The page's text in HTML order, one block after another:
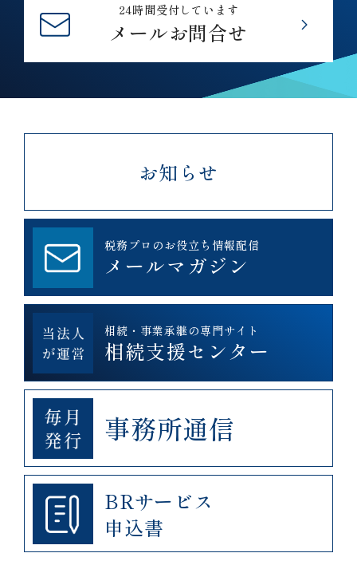
24時間受付しています
メールお問合せ
お知らせ
税務プロのお役立ち情報配信
メールマガジン
相続・事業承継の専門サイト
相続支援センター
事務所通信
BRサービス
申込書